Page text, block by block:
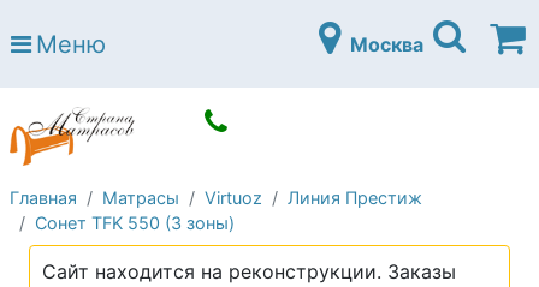
Страна матрасов
Open submenu (Матрасы)
Open submenu (Кровати)
Кровати
Open submenu (Аксессуары)
Open submenu (Диваны)
Диваны
Open submenu (Постельное белье)
Постельное белье
Меню Москва
Главная Матрасы Virtuoz
Линия Престиж
Сонет TFK 550 (3 зоны)
Сайт находится на реконструкции. Заказы